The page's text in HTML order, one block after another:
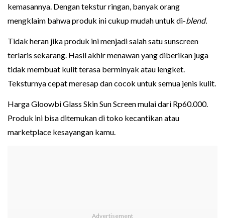
kemasannya. Dengan tekstur ringan, banyak orang
mengklaim bahwa produk ini cukup mudah untuk di-blend.
Tidak heran jika produk ini menjadi salah satu sunscreen
terlaris sekarang. Hasil akhir menawan yang diberikan juga
tidak membuat kulit terasa berminyak atau lengket.
Teksturnya cepat meresap dan cocok untuk semua jenis kulit.
Harga Gloowbi Glass Skin Sun Screen mulai dari Rp60.000.
Produk ini bisa ditemukan di toko kecantikan atau
marketplace kesayangan kamu.